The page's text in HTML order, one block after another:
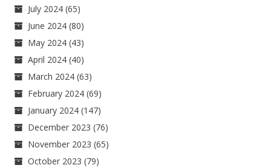
July 2024 (65)
June 2024 (80)
May 2024 (43)
April 2024 (40)
March 2024 (63)
February 2024 (69)
January 2024 (147)
December 2023 (76)
November 2023 (65)
October 2023 (79)